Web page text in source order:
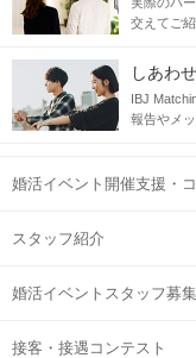
交えてご
しあわ
IBJ
報告やメ
婚活イベント開催支援・
スタッフ紹介
婚活イベントスタッフ募集
接客・接遇コンテスト